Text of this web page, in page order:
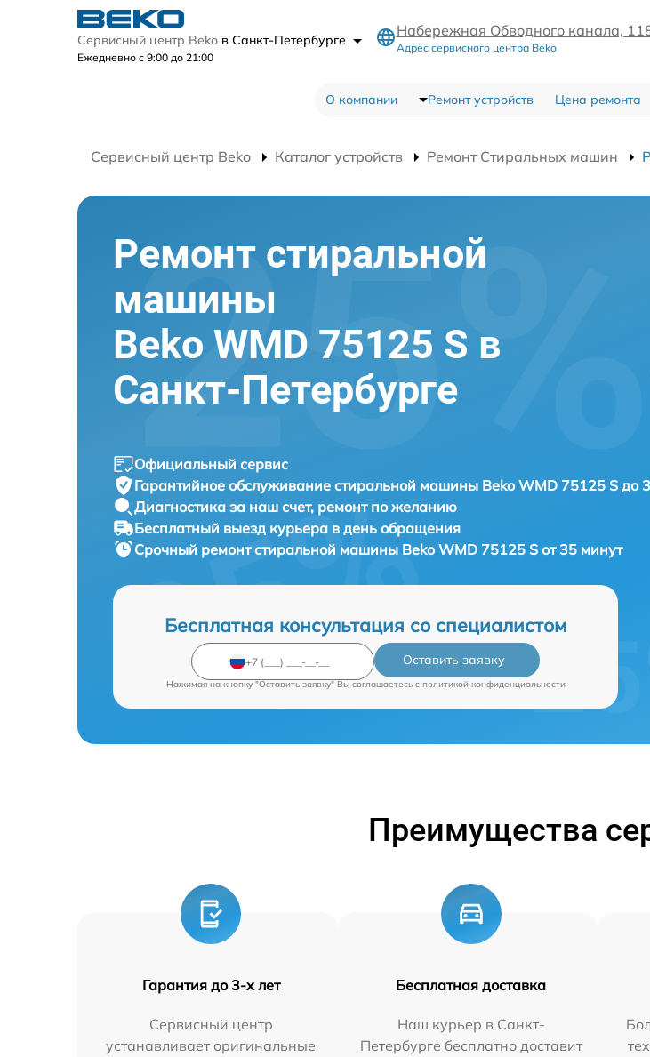
Сервисный центр Beko в Санкт-Петербурге
Ежедневно с 9:00 до 21:00
Набережная Обводного канала,
Адрес сервисного центра Beko
О компании Ремонт устройств Цена ремонта
Сервисный центр Beko Каталог устройств Ремонт Стиральных машин
Ремонт стиральной
машины
Beko WMD 75125 S в
Санкт-Петербурге
Официальный сервис
Гарантийное обслуживание стиральной машины Beko WMD 75125 S до
Диагностика за наш счет, ремонт по желанию
Бесплатный выезд курьера в день обращения
Срочный ремонтстиральной машины Beko WMD 75125 S от 35 минут
Бесплатная консультация со специалистом
Оставить заявку
Нажимая на кнопку "Оставить заявку" Вы соглашаетесь c политикой конфиденциальности
Преимущества
Гарантия до 3-х лет
Сервисный центр
устанавливает оригинальные
Бесплатная доставка
Наш курьер в Санкт-
Петербурге бесплатно доставит